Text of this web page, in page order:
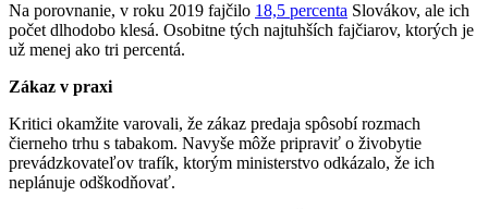
Na porovnanie, v roku 2019 fajčilo 18,5 percenta Slovákov, ale ich
počet dlhodobo klesá. Osobitne tých najtuhších fajčiarov, ktorých je
už menej ako tri percentá.
Zákaz v praxi
Kritici okamžite varovali, že zákaz predaja spôsobí rozmach
čierneho trhu s tabakom. Navyše môže pripraviť o živobytie
prevádzkovateľov trafík, ktorým ministerstvo odkázalo, že ich
neplánuje odškodňovať.